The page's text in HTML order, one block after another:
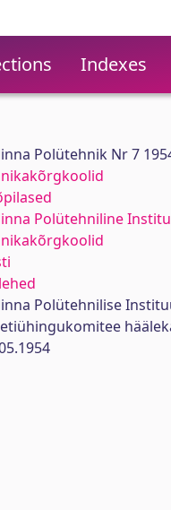
Indexes
Polütehnik Nr 7
Polütehniline
Polütehnilise